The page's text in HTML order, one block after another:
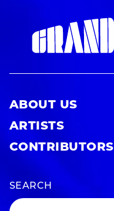
ABOUT US
ARTISTS
CONTRIBUTORS
SEARCH